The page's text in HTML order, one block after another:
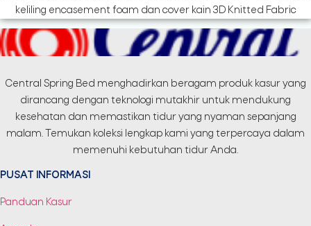
keliling encasement foam dan cover kain 3D Knitted Fabric
Central Spring Bed menghadirkan beragam produk kasur yang
dirancang dengan teknologi mutakhir untuk mendukung
kesehatan dan memastikan tidur yang nyaman sepanjang
malam. Temukan koleksi lengkap kami yang terpercaya dalam
memenuhi kebutuhan tidur Anda.
PUSAT INFORMASI
Panduan Kasur